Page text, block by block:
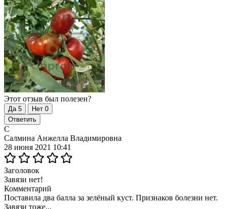
Этот отзыв был полезен?
Да 5 Нет 0
Ответить
С
Салмина Анжелла Владимировна
28 июня 2021 10:41
Заголовок
Завязи нет!
Комментарий
Поставила два балла за зелёный куст. Признаков болезни нет.
Завязи тоже...